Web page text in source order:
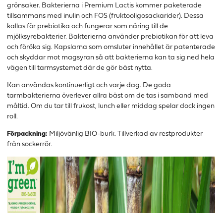
grönsaker. Bakterierna i Premium Lactis kommer paketerade
tillsammans med inulin och FOS (fruktooligosackarider). Dessa
kallas för prebiotika och fungerar som näring till de
mjölksyrebakterier. Bakterierna använder prebiotikan för att leva
och föröka sig. Kapslarna som omsluter innehållet är patenterade
och skyddar mot magsyran så att bakterierna kan ta sig ned hela
vägen till tarmsystemet där de gör bäst nytta.
Kan användas kontinuerligt och varje dag. De goda
tarmbakterierna överlever allra bäst om de tas i samband med
måltid. Om du tar till frukost, lunch eller middag spelar dock ingen
roll.
Förpackning: Miljövänlig BIO-burk. Tillverkad av restprodukter
från sockerrör.